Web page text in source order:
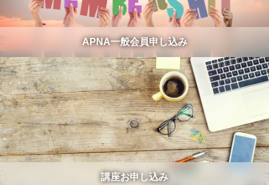
APNA一般会員申し込み
講座お申し込み